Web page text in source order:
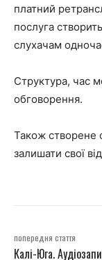
платний
послуга
слухачам
Структура, час
обговорення.
Також створене
залишати свої
попередня стаття
Калі-Юга.